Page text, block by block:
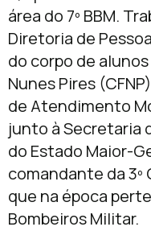
área do 7º BBM.
Diretoria de
do corpo de
Nunes Pires
de Atendimento
junto à Secretaria
do Estado Maior-
comandante da 3º
que na época
Bombeiros Militar.